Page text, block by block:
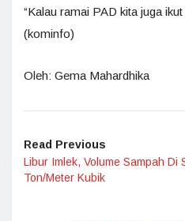
“Kalau ramai PAD kita juga
(kominfo)
Oleh: Gema Mahardhika
Read Previous
Libur Imlek, Volume Sampah Di
Ton/Meter Kubik